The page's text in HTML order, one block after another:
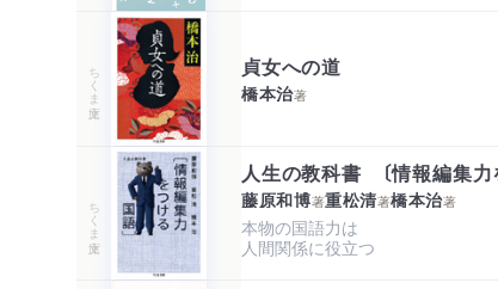
ちくま文庫 貞女への道
橋本治著
ちくま文庫
人生の教科書 〔情報編集力
藤原和博著重松清著橋本治著
本物の国語力は
人間関係に役立つ